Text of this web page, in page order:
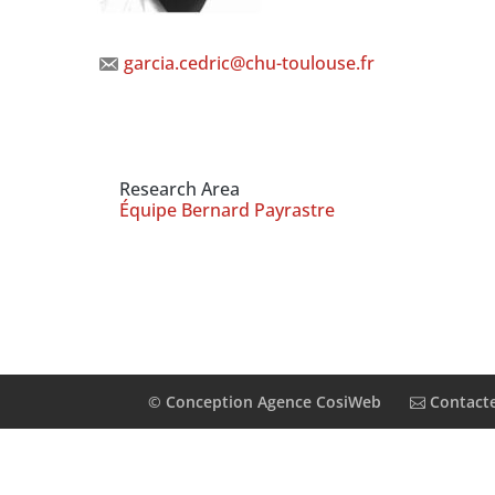
garcia.cedric@chu-toulouse.fr
Research Area
Équipe Bernard Payrastre
© Conception Agence CosiWeb